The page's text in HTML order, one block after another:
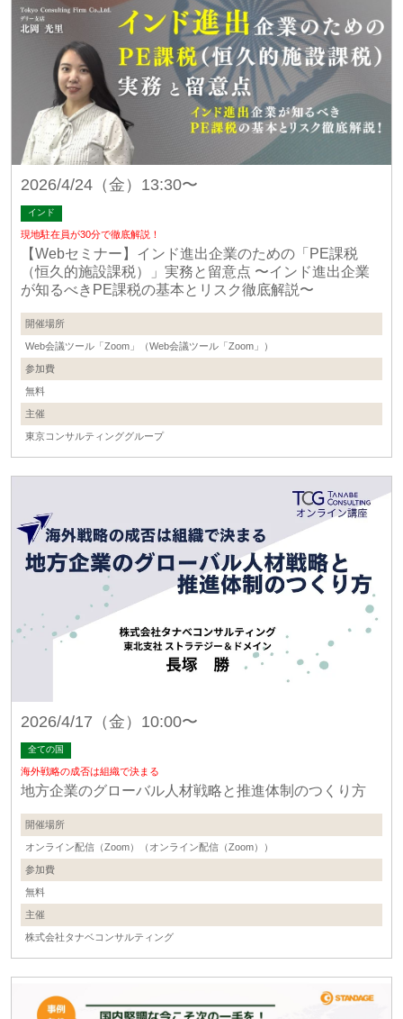
2026/4/24（金）13:30〜
インド
現地駐在員が30分で徹底解説！
【Webセミナー】インド進出企業のための「PE課税
（恒久的施設課税）」実務と留意点 〜インド進出企業
が知るべきPE課税の基本とリスク徹底解説〜
開催場所
Web会議ツール「Zoom」（Web会議ツール「Zoom」）
参加費
無料
主催
東京コンサルティンググループ
2026/4/17（金）10:00〜
全ての国
海外戦略の成否は組織で決まる
地方企業のグローバル人材戦略と推進体制のつくり方
開催場所
オンライン配信（Zoom）（オンライン配信（Zoom））
参加費
無料
主催
株式会社タナベコンサルティング